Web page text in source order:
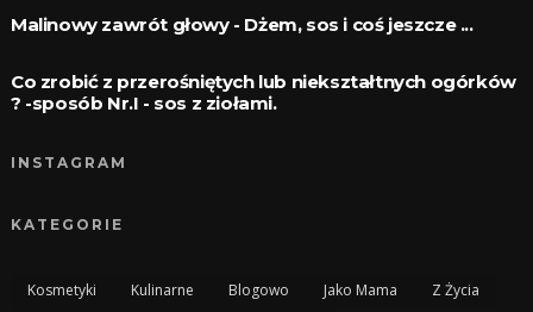
Malinowy zawrót głowy - Dżem, sos i coś jeszcze ...
Co zrobić z przerośniętych lub niekształtnych ogórków
? -sposób Nr.I - sos z ziołami.
INSTAGRAM
KATEGORIE
Kosmetyki Kulinarne Blogowo Jako Mama
Z Życia